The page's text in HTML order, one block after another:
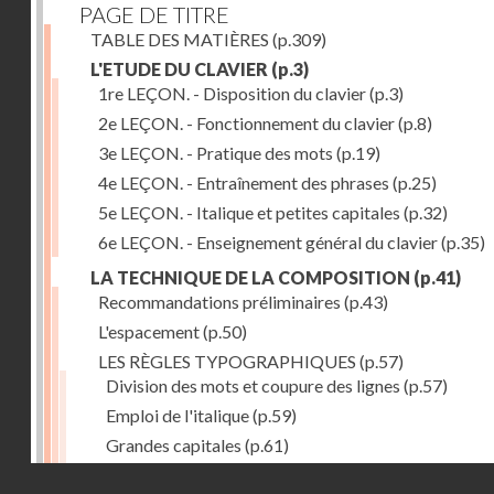
PAGE DE TITRE
TABLE DES MATIÈRES (p.309)
L'ETUDE DU CLAVIER (p.3)
1re LEÇON. - Disposition du clavier(p.3)
2e LEÇON. - Fonctionnement du clavier(p.8)
3e LEÇON. - Pratique des mots (p.19)
4e LEÇON. - Entraînement des phrases (p.25)
5e LEÇON. - Italique et petites capitales (p.32)
6e LEÇON. - Enseignement général du clavier(p.35)
LA TECHNIQUE DE LA COMPOSITION (p.41)
Recommandations préliminaires (p.43)
L'espacement(p.50)
LES RÈGLES TYPOGRAPHIQUES (p.57)
Division des mots et coupure des lignes (p.57)
Emploi de l'italique(p.59)
Grandes capitales (p.61)